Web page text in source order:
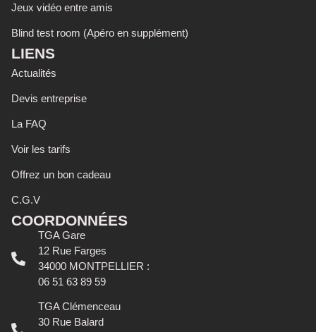
Jeux vidéo entre amis
Blind test room (Apéro en supplément)
LIENS
Actualités
Devis entreprise
La FAQ
Voir les tarifs
Offrez un bon cadeau
C.G.V
COORDONNÉES
TGA Gare
12 Rue Farges
34000 MONTPELLIER :
06 51 63 89 59
TGA Clémenceau
30 Rue Balard